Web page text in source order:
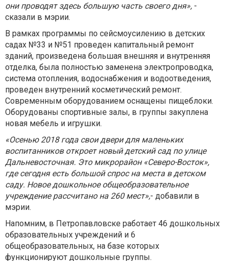
они проводят здесь большую часть своего дня», -
сказали в мэрии.
В рамках программы по сейсмоусилению в детских
садах №33 и №51 проведен капитальный ремонт
зданий, произведена большая внешняя и внутренняя
отделка, была полностью заменена электропроводка,
система отопления, водоснабжения и водоотведения,
проведен внутренний косметический ремонт.
Современным оборудованием оснащены пищеблоки.
Оборудованы спортивные залы, в группы закуплена
новая мебель и игрушки.
«Осенью 2018 года свои двери для маленьких
воспитанников откроет новый детский сад по улице
Дальневосточная. Это микрорайон «Северо-Восток»,
где сегодня есть большой спрос на места в детском
саду. Новое дошкольное общеобразовательное
учреждение рассчитано на 260 мест»,- добавили в
мэрии.
Напомним, в Петропавловске работает 46 дошкольных
образовательных учреждений и 6
общеобразовательных, на базе которых
функционируют дошкольные группы.